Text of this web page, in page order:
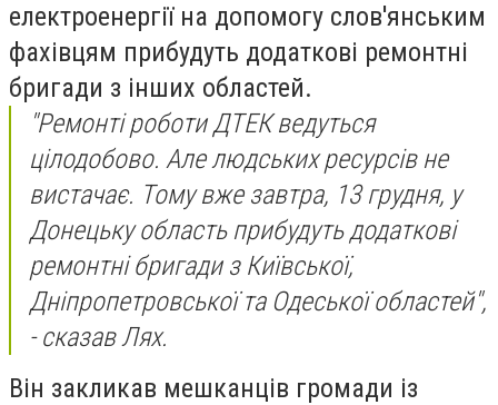
електроенергії на допомогу слов'янським
фахівцям прибудуть додаткові ремонтні
бригади з інших областей.
"Ремонті роботи ДТЕК ведуться
цілодобово. Але людських ресурсів не
вистачає. Тому вже завтра, 13 грудня, у
Донецьку область прибудуть додаткові
ремонтні бригади з Київської,
Дніпропетровської та Одеської областей",
- сказав Лях.
Він закликав мешканців громади із